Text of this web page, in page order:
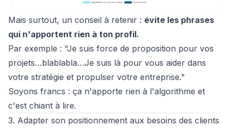
Mais surtout, un conseil à retenir : évite les phrases
qui n'apportent rien à ton profil.
Par exemple : "Je suis force de proposition pour vos
projets…blablabla…Je suis là pour vous aider dans
votre stratégie et propulser votre entreprise."
Soyons francs : ça n'apporte rien à l'algorithme et
c'est chiant à lire.
3. Adapter son positionnement aux besoins des clients